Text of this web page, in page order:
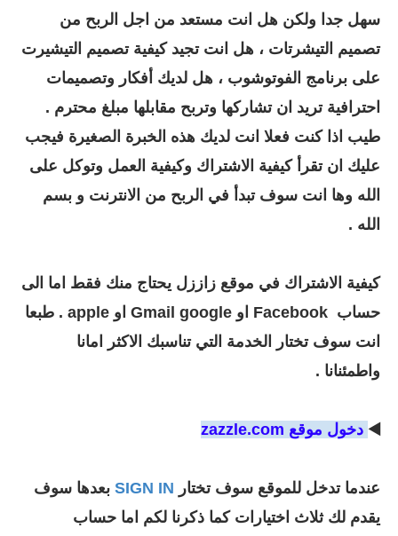
سهل جدا ولكن هل انت مستعد من اجل الربح من
تصميم التيشرتات ، هل انت تجيد كيفية تصميم التيشيرت
على برنامج الفوتوشوب ، هل لديك أفكار وتصميمات
احترافية تريد ان تشاركها وتربح مقابلها مبلغ محترم .
طيب اذا كنت فعلا انت لديك هذه الخبرة الصغيرة فيجب
عليك ان تقرأ كيفية الاشتراك وكيفية العمل وتوكل على
الله وها انت سوف تبدأ في الربح من الانترنت و بسم
الله .
كيفية الاشتراك في موقع زاززل يحتاج منك فقط اما الى
حساب Facebook او Gmail google او apple . طبعا
انت سوف تختار الخدمة التي تناسبك الاكثر امانا
واطمئنانا .
◀️ دخول موقع zazzle.com
عندما تدخل للموقع سوف تختار SIGN IN بعدها سوف
يقدم لك ثلاث اختيارات كما ذكرنا لكم اما حساب